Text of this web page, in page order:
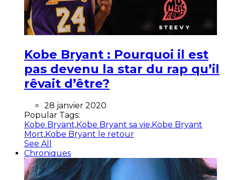
Kobe Bryant : Pourquoi il est
pas devenu la star du rap qu’il
rêvait d’être?
28 janvier 2020
Popular Tags:
Kobe Bryant,Kobe Bryant sa vie,Kobe Bryant
Mort,Kobe Bryant le retour
See All
Chroniques